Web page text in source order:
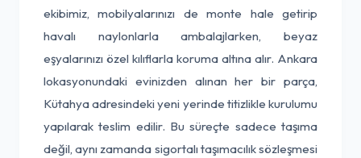
ekibimiz, mobilyalarınızı de monte hale getirip
havalı naylonlarla ambalajlarken, beyaz
eşyalarınızı özel kılıflarla koruma altına alır. Ankara
lokasyonundaki evinizden alınan her bir parça,
Kütahya adresindeki yeni yerinde titizlikle kurulumu
yapılarak teslim edilir. Bu süreçte sadece taşıma
değil, aynı zamanda sigortalı taşımacılık sözleşmesi